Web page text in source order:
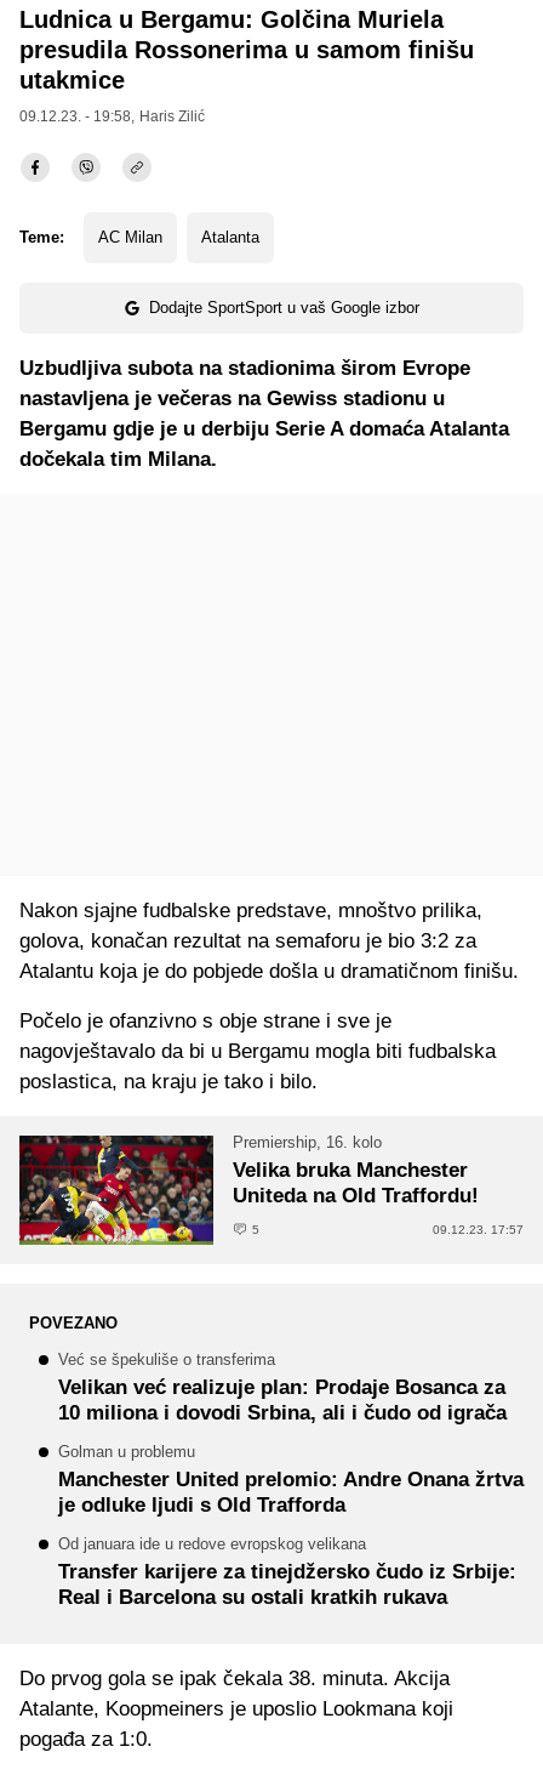
Ludnica u Bergamu: Golčina Muriela
presudila Rossonerima u samom finišu
utakmice
09.12.23. - 19:58, Haris Zilić
Teme: AC Milan Atalanta
Dodajte SportSport u vaš Google izbor
Uzbudljiva subota na stadionima širom Evrope
nastavljena je večeras na Gewiss stadionu u
Bergamu gdje je u derbiju Serie A domaća Atalanta
dočekala tim Milana.
Nakon sjajne fudbalske predstave, mnoštvo prilika,
golova, konačan rezultat na semaforu je bio 3:2 za
Atalantu koja je do pobjede došla u dramatičnom finišu.
Počelo je ofanzivno s obje strane i sve je
nagovještavalo da bi u Bergamu mogla biti fudbalska
poslastica, na kraju je tako i bilo.
Premiership, 16. kolo
Velika bruka Manchester
Uniteda na Old Traffordu!
5 09.12.23. 17:57
POVEZANO
Već se špekuliše o transferima
Velikan već realizuje plan: Prodaje Bosanca za
10 miliona i dovodi Srbina, ali i čudo od igrača
Golman u problemu
Manchester United prelomio: Andre Onana žrtva
je odluke ljudi s Old Trafforda
Od januara ide u redove evropskog velikana
Transfer karijere za tinejdžersko čudo iz Srbije:
Real i Barcelona su ostali kratkih rukava
Do prvog gola se ipak čekala 38. minuta. Akcija
Atalante, Koopmeiners je uposlio Lookmana koji
pogađa za 1:0.